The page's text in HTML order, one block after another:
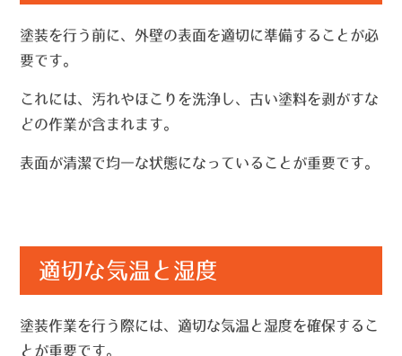
塗装を行う前に、外壁の表面を適切に準備することが必
要です。
これには、汚れやほこりを洗浄し、古い塗料を剥がすな
どの作業が含まれます。
表面が清潔で均一な状態になっていることが重要です。
適切な気温と湿度
塗装作業を行う際には、適切な気温と湿度を確保するこ
とが重要です。